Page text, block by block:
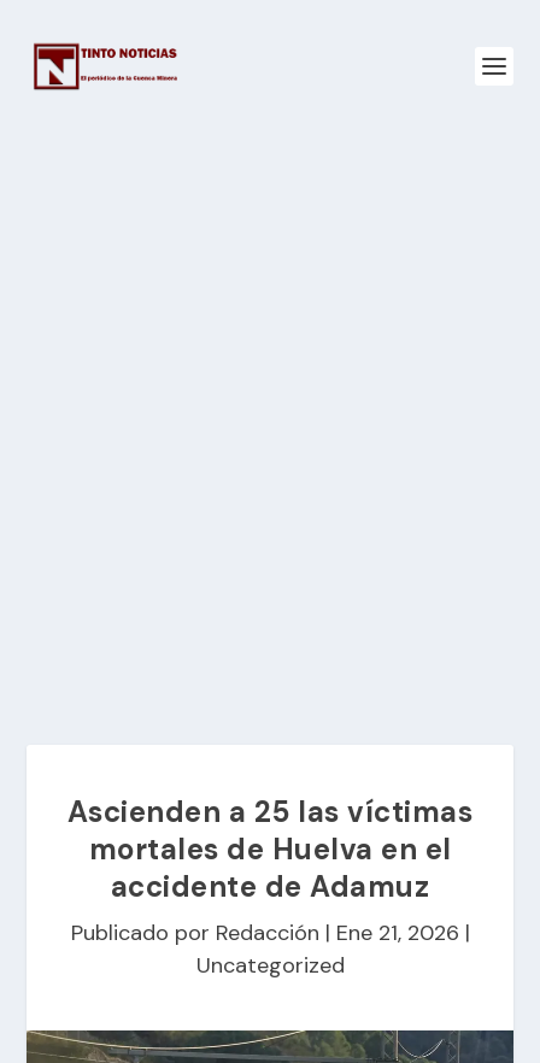
Ascienden a 25 las víctimas
mortales de Huelva en el
accidente de Adamuz
Publicado por Redacción | Ene 21, 2026 |
Uncategorized